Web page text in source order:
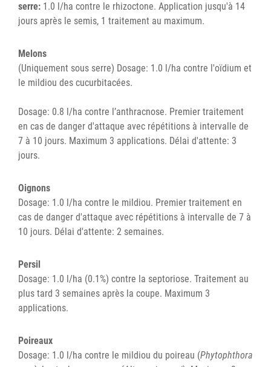
serre: 1.0 l/ha contre le rhizoctone. Application jusqu'à 14
jours après le semis, 1 traitement au maximum.
Melons
(Uniquement sous serre) Dosage: 1.0 l/ha contre l'oïdium et
le mildiou des cucurbitacées.
Dosage: 0.8 l/ha contre l’anthracnose. Premier traitement
en cas de danger d'attaque avec répétitions à intervalle de
7 à 10 jours. Maximum 3 applications. Délai d'attente: 3
jours.
Oignons
Dosage: 1.0 l/ha contre le mildiou. Premier traitement en
cas de danger d'attaque avec répétitions à intervalle de 7 à
10 jours. Délai d'attente: 2 semaines.
Persil
Dosage: 1.0 l/ha (0.1%) contre la septoriose. Traitement au
plus tard 3 semaines après la coupe. Maximum 3
applications.
Poireaux
Dosage: 1.0 l/ha contre le mildiou du poireau (Phytophthora